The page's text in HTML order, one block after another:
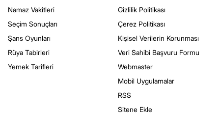
Namaz Vakitleri
Seçim Sonuçları
Şans Oyunları
Rüya Tabirleri
Yemek Tarifleri
Gizlilik Politikası
Çerez Politikası
Kişisel Verilerin Korunması
Veri Sahibi Başvuru Formu
Webmaster
Mobil Uygulamalar
RSS
Sitene Ekle